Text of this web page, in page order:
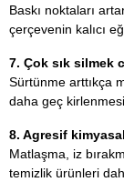
Baskı noktaları
çerçevenin kalıcı
7. Çok sık silmek
Sürtünme arttıkça
daha geç
8. Agresif
Matlaşma, iz
temizlik ürünleri